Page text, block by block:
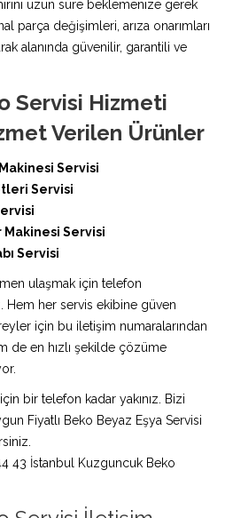
uzun süre beklemenize gerek
parça değişimleri, arıza onarımları
alanında güvenilir, garantili ve
Servisi Hizmeti
Verilen Ürünler
Servisi
Servisi
Makinesi Servisi
Servisi
ulaşmak için telefon
Hem her servis ekibine güven
için bu iletişim numaralarından
de en hızlı şekilde çözüme
bir telefon kadar yakınız. Bizi
Fiyatlı Beko Beyaz Eşya Servisi
43 İstanbul Kuzguncuk Beko